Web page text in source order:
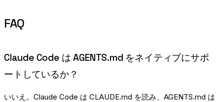
FAQ
Claude Code は AGENTS.md をネイティブにサポ
ートしているか？
いいえ。Claude Code は CLAUDE.md を読み、AGENTS.md は